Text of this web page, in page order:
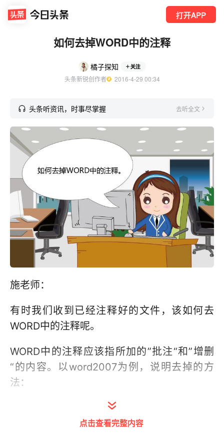
打开APP
如何去掉WORD中的注释
橘子探知 关注
头条新锐创作者
  2016-4-29 00:34
头条听资讯，时事尽掌握 去听全文
施老师：
有时我们收到已经注释好的文件，该如何去
WORD中的注释呢。
WORD中的注释应该指所加的”批注“和”增删
“的内容。以word2007为例，说明去掉的方
法：
一、删除批注：依次点击”审阅“、”删除“、”删
除文档中的所有批注“。
点击查看完整内容